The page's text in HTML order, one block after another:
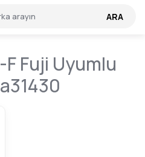
ARA
F Fuji Uyumlu